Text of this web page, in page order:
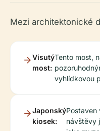
Mezi architektonické
Visutý
most:
Tento most,
vyhlídkovou
Japonský
kiosek:
Postaven
návštěvy